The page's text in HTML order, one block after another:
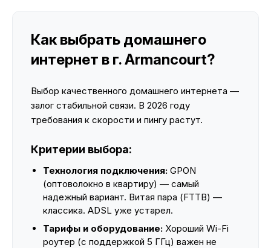
Как выбрать домашнего
интернет в г. Armancourt?
Выбор качественного домашнего интернета —
залог стабильной связи. В 2026 году
требования к скорости и пингу растут.
Критерии выбора:
Технология подключения: GPON
(оптоволокно в квартиру) — самый
надежный вариант. Витая пара (FTTB) —
классика. ADSL уже устарел.
Тарифы и оборудование: Хороший Wi-Fi
роутер (с поддержкой 5 ГГц) важен не